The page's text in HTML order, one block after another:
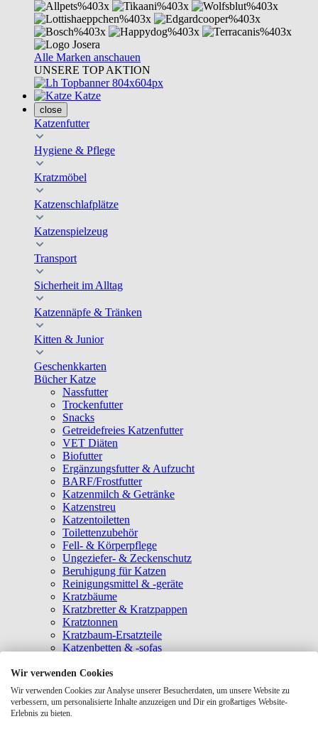
Alle Marken anschauen
UNSERE TOP AKTION
Katze
close
Katzenfutter
Hygiene & Pflege
Kratzmöbel
Katzenschlafplätze
Katzenspielzeug
Transport
Sicherheit im Alltag
Katzennäpfe & Tränken
Kitten & Junior
Geschenkkarten
Bücher Katze
Nassfutter
Trockenfutter
Snacks
Getreidefreies Katzenfutter
VET Diäten
Biofutter
Ergänzungsfutter & Aufzucht
BARF/Frostfutter
Katzenmilch & Getränke
Katzenstreu
Katzentoiletten
Toilettenzubehör
Fell- & Körperpflege
Ungeziefer- & Zeckenschutz
Beruhigung für Katzen
Reinigungsmittel & -geräte
Kratzbäume
Kratzbretter & Kratzpappen
Kratztonnen
Kratzbaum-Ersatzteile
Katzenbetten & -sofas
Katzenhäuser
Hängematten & Fensterliegeplätze
Katzendecken & -matten
Baldrian- & Catnipspielzeug
Wir verwenden Cookies
Wir verwenden Cookies zur Analyse unserer Besucherdaten, um unsere Website zu
verbessern, um personalisierte Inhalte anzuzeigen und Dir ein großartiges Website-
Erlebnis zu bieten.